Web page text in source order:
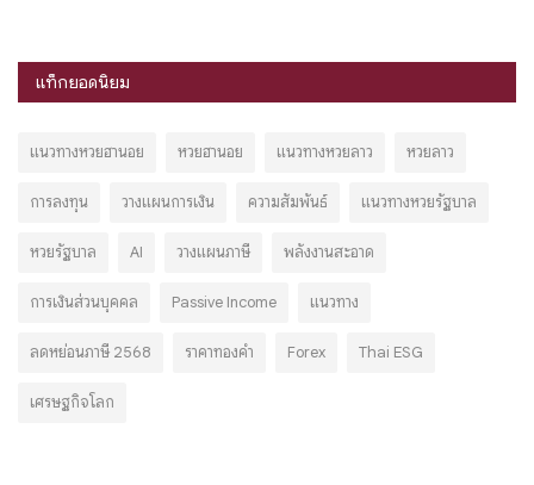
แท็กยอดนิยม
แนวทางหวยฮานอย หวยฮานอย แนวทางหวยลาว หวยลาว
การลงทุน วางแผนการเงิน ความสัมพันธ์ แนวทางหวยรัฐบาล
หวยรัฐบาล AI วางแผนภาษี พลังงานสะอาด
การเงินส่วนบุคคล Passive Income แนวทาง
ลดหย่อนภาษี 2568 ราคาทองคำ Forex Thai ESG
เศรษฐกิจโลก